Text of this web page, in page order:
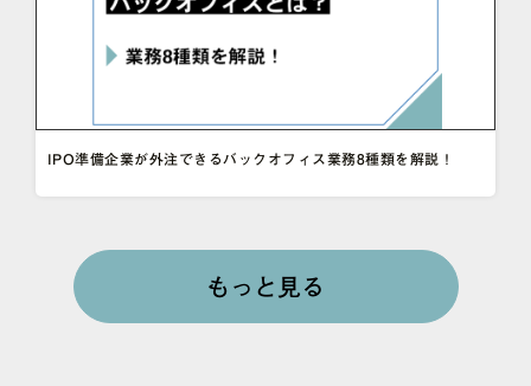
IPO準備企業が外注できるバックオフィス業務8種類を解説！
もっと見る